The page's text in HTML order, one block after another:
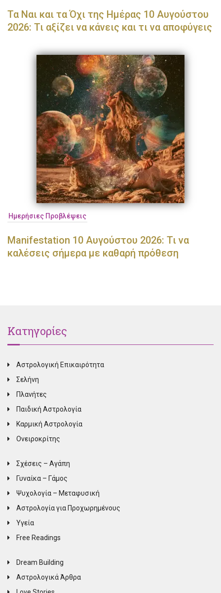
Τα Ναι και τα Όχι της Ημέρας 10 Αυγούστου
2026: Τι αξίζει να κάνεις και τι να αποφύγεις
Ημερήσιες Προβλέψεις
Manifestation 10 Αυγούστου 2026: Τι να
καλέσεις σήμερα με καθαρή πρόθεση
Κατηγορίες
Αστρολογική Επικαιρότητα
Σελήνη
Πλανήτες
Παιδική Αστρολογία
Καρμική Αστρολογία
Ονειροκρίτης
Σχέσεις – Αγάπη
Γυναίκα – Γάμος
Ψυχολογία – Μεταφυσική
Αστρολογία για Προχωρημένους
Υγεία
Free Readings
Dream Building
Αστρολογικά Άρθρα